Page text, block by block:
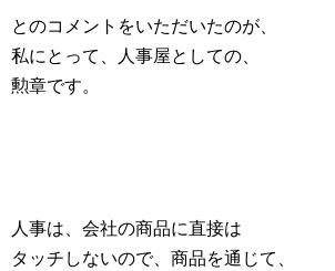
とのコメントをいただいたのが、
私にとって、人事屋としての、
勲章です。
人事は、会社の商品に直接は
タッチしないので、商品を通じて、